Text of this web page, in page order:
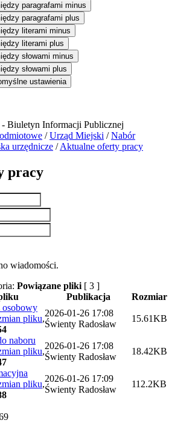
paragrafami minus
paragrafami plus
literami minus
literami plus
słowami minus
słowami plus
ustawienia
/Urząd Miejski /Nabór
urzędnicze /Aktualne oferty pracy
pracy
wiadomości.
Powiązane pliki[ 3 ]
Publikacja
Rozmiar
osobowy
pliku,
2026-01-26 17:08
Świenty Radosław
15.61KB
naboru
pliku,
2026-01-26 17:08
Świenty Radosław
18.42KB
pliku,
2026-01-26 17:09
Świenty Radosław
112.2KB